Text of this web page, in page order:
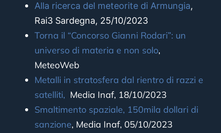
Alla ricerca del meteorite di Armungia,
Rai3 Sardegna, 25/10/2023
Torna il “Concorso Gianni Rodari”: un
universo di materia e non solo,
MeteoWeb
Metalli in stratosfera dal rientro di razzi e
satelliti, Media Inaf, 18/10/2023
Smaltimento spaziale, 150mila dollari di
sanzione, Media Inaf, 05/10/2023